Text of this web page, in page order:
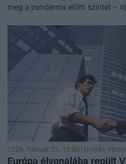
meg a pandémia előtti szintet –
hullám indult meg a városban,
szálloda irodaépületek
következő években új
a piacon, és a kínálat bővülése
aktivitás is erős maradhat.
2026. február 23. 12:00 | Gulyás
Európa élvonalába repült